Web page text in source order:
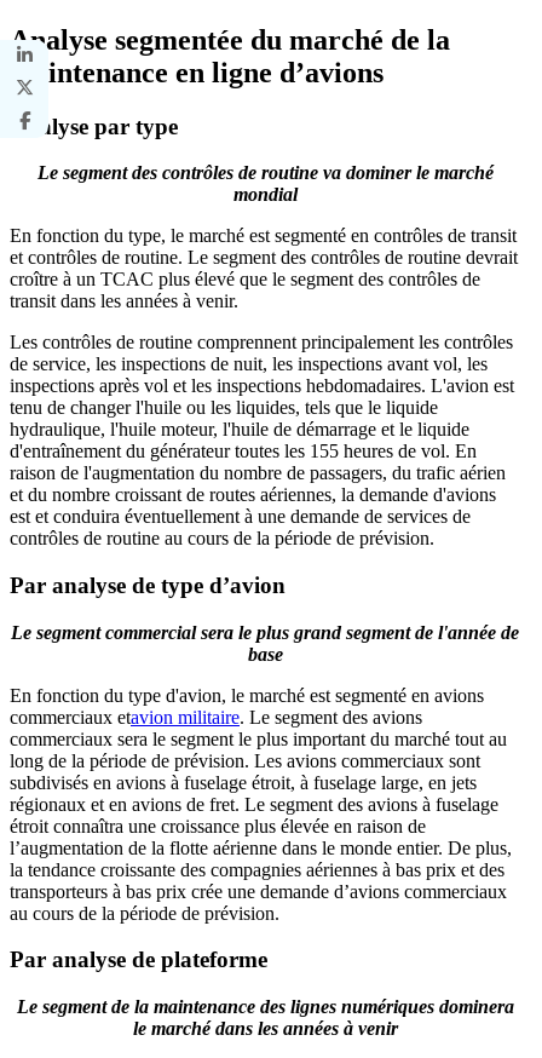
Analyse segmentée du marché de la
maintenance en ligne d’avions
Analyse par type
Le segment des contrôles de routine va dominer le marché
mondial
En fonction du type, le marché est segmenté en contrôles de transit
et contrôles de routine. Le segment des contrôles de routine devrait
croître à un TCAC plus élevé que le segment des contrôles de
transit dans les années à venir.
Les contrôles de routine comprennent principalement les contrôles
de service, les inspections de nuit, les inspections avant vol, les
inspections après vol et les inspections hebdomadaires. L'avion est
tenu de changer l'huile ou les liquides, tels que le liquide
hydraulique, l'huile moteur, l'huile de démarrage et le liquide
d'entraînement du générateur toutes les 155 heures de vol. En
raison de l'augmentation du nombre de passagers, du trafic aérien
et du nombre croissant de routes aériennes, la demande d'avions
est et conduira éventuellement à une demande de services de
contrôles de routine au cours de la période de prévision.
Par analyse de type d’avion
Le segment commercial sera le plus grand segment de l'année de
base
En fonction du type d'avion, le marché est segmenté en avions
commerciaux etavion militaire. Le segment des avions
commerciaux sera le segment le plus important du marché tout au
long de la période de prévision. Les avions commerciaux sont
subdivisés en avions à fuselage étroit, à fuselage large, en jets
régionaux et en avions de fret. Le segment des avions à fuselage
étroit connaîtra une croissance plus élevée en raison de
l’augmentation de la flotte aérienne dans le monde entier. De plus,
la tendance croissante des compagnies aériennes à bas prix et des
transporteurs à bas prix crée une demande d’avions commerciaux
au cours de la période de prévision.
Par analyse de plateforme
Le segment de la maintenance des lignes numériques dominera
le marché dans les années à venir